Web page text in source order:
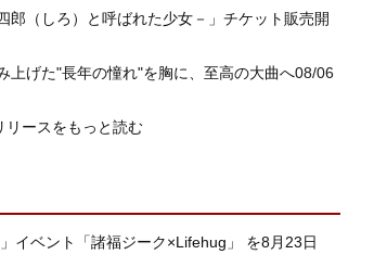
（しろ）と呼ばれた少女－」チケット販売開
げた"長年の憧れ"を胸に、至高の大曲へ08/06
リースをもっと読む
イベント「諸福ジーク×Lifehug」 を8月23日